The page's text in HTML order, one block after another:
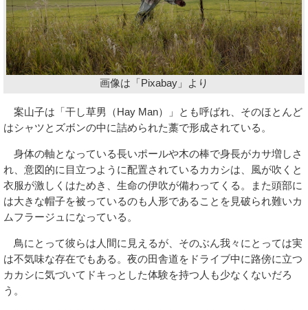
画像は「Pixabay」より
案山子は「干し草男（Hay Man）」とも呼ばれ、そのほとんど
はシャツとズボンの中に詰められた藁で形成されている。
身体の軸となっている長いポールや木の棒で身長がカサ増しさ
れ、意図的に目立つように配置されているカカシは、風が吹くと
衣服が激しくはためき、生命の伊吹が備わってくる。また頭部に
は大きな帽子を被っているのも人形であることを見破られ難いカ
ムフラージュになっている。
鳥にとって彼らは人間に見えるが、そのぶん我々にとっては実
は不気味な存在でもある。夜の田舎道をドライブ中に路傍に立つ
カカシに気づいてドキっとした体験を持つ人も少なくないだろ
う。